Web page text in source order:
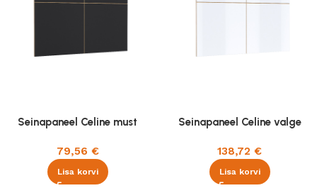
Seinapaneel Celine must
79,56 €
Lisa korvi
Seinapaneel Celine valge
138,72 €
Lisa korvi